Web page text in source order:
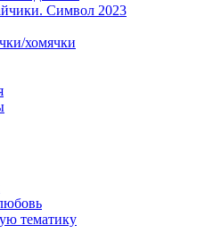
Символ 2023
хомячки
тематику